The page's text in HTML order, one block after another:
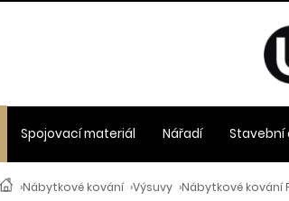
›Nábytkové kování ›Výsuvy ›Nábytkové
Spojovací materiál Nářadí Stavební